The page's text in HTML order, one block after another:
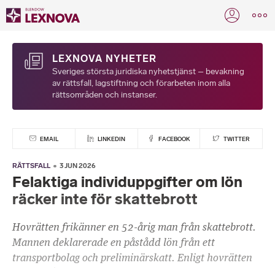
LEXNOVA NYHETER
Sveriges största juridiska nyhetstjänst – bevakning
av rättsfall, lagstiftning och förarbeten inom alla
rättsområden och instanser.
EMAIL LINKEDIN FACEBOOK TWITTER
RÄTTSFALL 3 JUN 2026
Felaktiga individuppgifter om lön
räcker inte för skattebrott
Hovrätten frikänner en 52-årig man från skattebrott.
Mannen deklarerade en påstådd lön från ett
transportbolag och preliminärskatt. Enligt hovrätten